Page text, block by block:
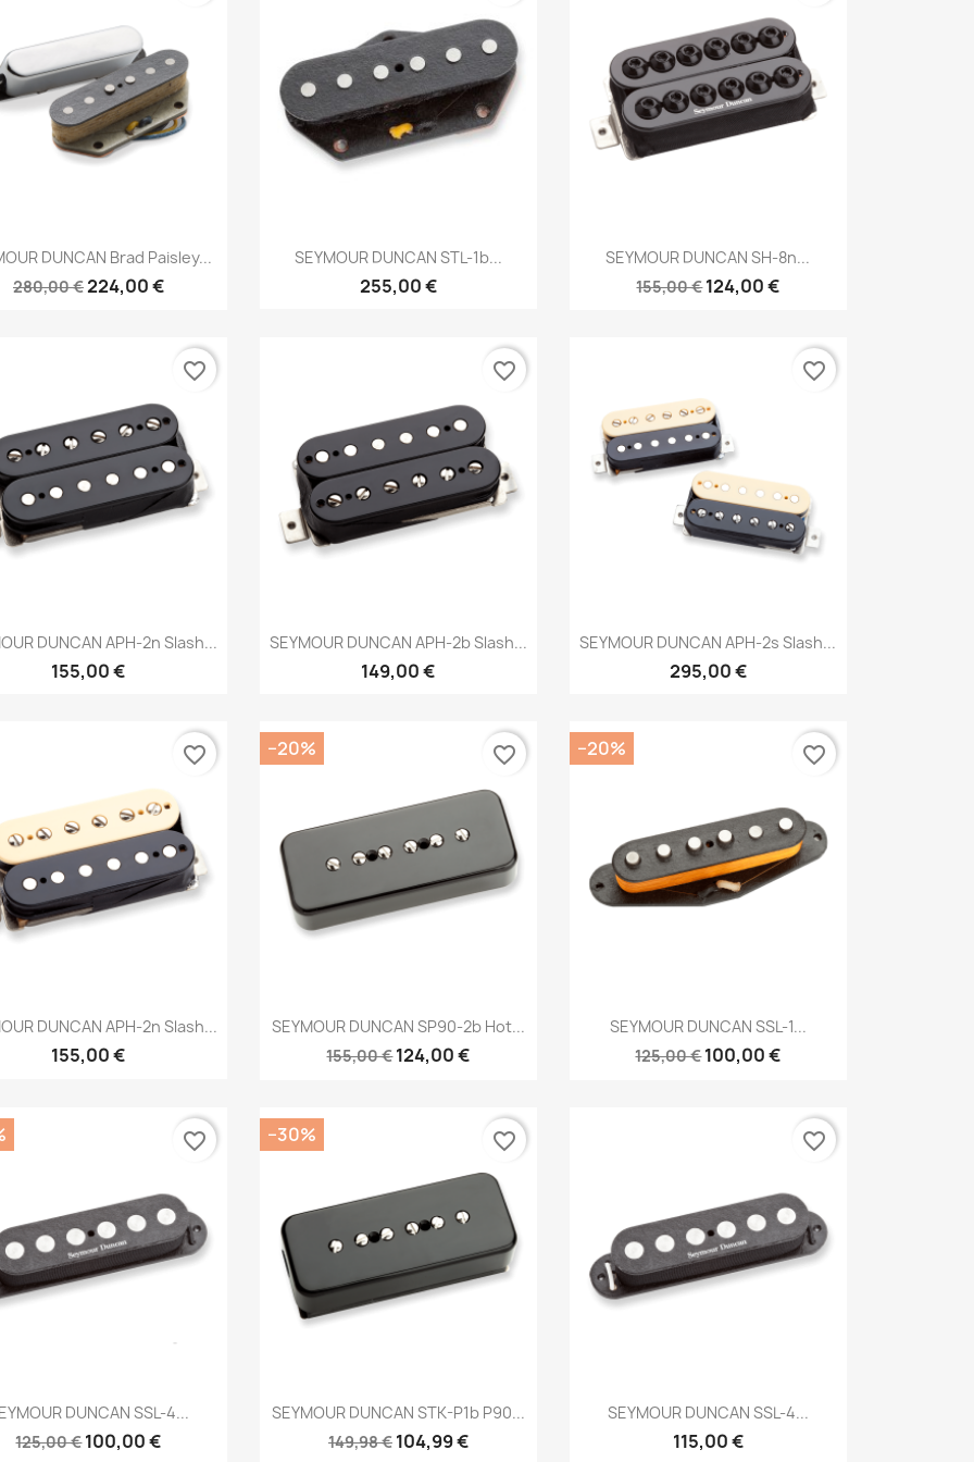
Brzi pregled
DUNCAN Brad Paisley...
280,00 €224,00 €
Brzi pregled
SEYMOUR DUNCAN STL-1b...
255,00 €
Brzi pregled
SEYMOUR DUNCAN SH-8n...
155,00 €124,00 €
Brzi pregled
DUNCAN APH-2n Slash...
155,00 €
favorite_border
Brzi pregled
SEYMOUR DUNCAN APH-2b Slash...
149,00 €
favorite_border
Brzi pregled
SEYMOUR DUNCAN APH-2s Slash...
295,00 €
favorite_border
Brzi pregled
DUNCAN APH-2n Slash...
155,00 €
favorite_border
Brzi pregled
SEYMOUR DUNCAN SP90-2b Hot...
155,00 €124,00 €
−20% favorite_border
 Brzi pregled
SEYMOUR DUNCAN SSL-1...
125,00 €100,00 €
−20% favorite_border
 Brzi pregled
DUNCAN SSL-4...
125,00 €100,00 €
favorite_border
Brzi pregled
SEYMOUR DUNCAN STK-P1b P90...
149,98 € 104,99 €
−30% favorite_border
 Brzi pregled
SEYMOUR DUNCAN SSL-4...
115,00 €
favorite_border